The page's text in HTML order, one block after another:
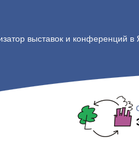
выставок и конференций в